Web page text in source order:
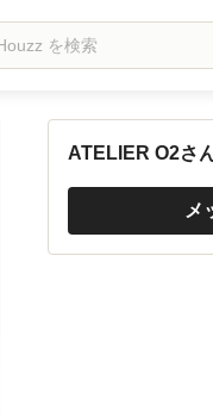
ATELIER O2さ
メ